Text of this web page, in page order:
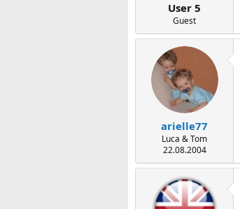
User 5
Guest
arielle77
Luca & Tom
22.08.2004